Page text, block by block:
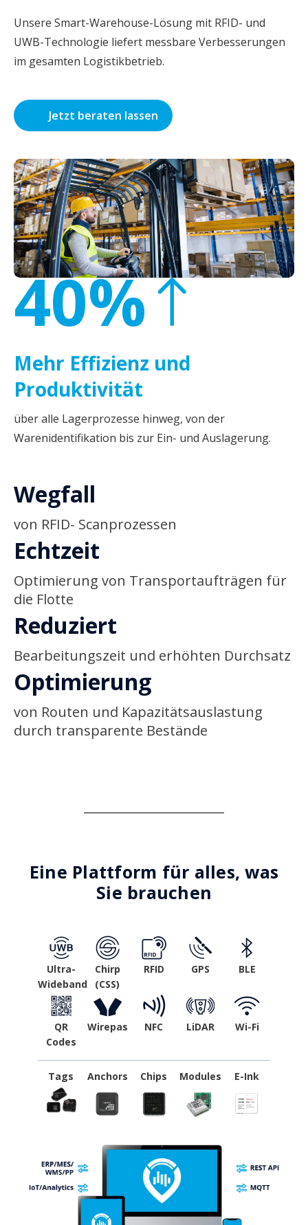
Unsere Smart-Warehouse-Lösung mit RFID- und
UWB-Technologie liefert messbare Verbesserungen
im gesamten Logistikbetrieb.
Jetzt beraten lassen
40%
Mehr Effizienz und
Produktivität
über alle Lagerprozesse hinweg, von der
Warenidentifikation bis zur Ein- und Auslagerung.
Wegfall
von RFID- Scanprozessen
Echtzeit
Optimierung von Transportaufträgen für
die Flotte
Reduziert
Bearbeitungszeit und erhöhten Durchsatz
Optimierung
von Routen und Kapazitätsauslastung
durch transparente Bestände
Eine Plattform für alles, was
Sie brauchen
Ultra-
Wideband
Chirp
(CSS)
RFID GPS BLE
QR
Codes
Wirepas NFC LiDAR Wi-Fi
Tags Anchors Chips Modules E-Ink